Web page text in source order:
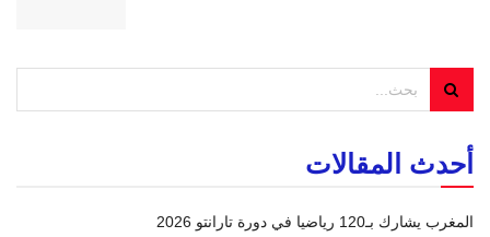
أحدث المقالات
المغرب يشارك بـ120 رياضيا في دورة تارانتو 2026